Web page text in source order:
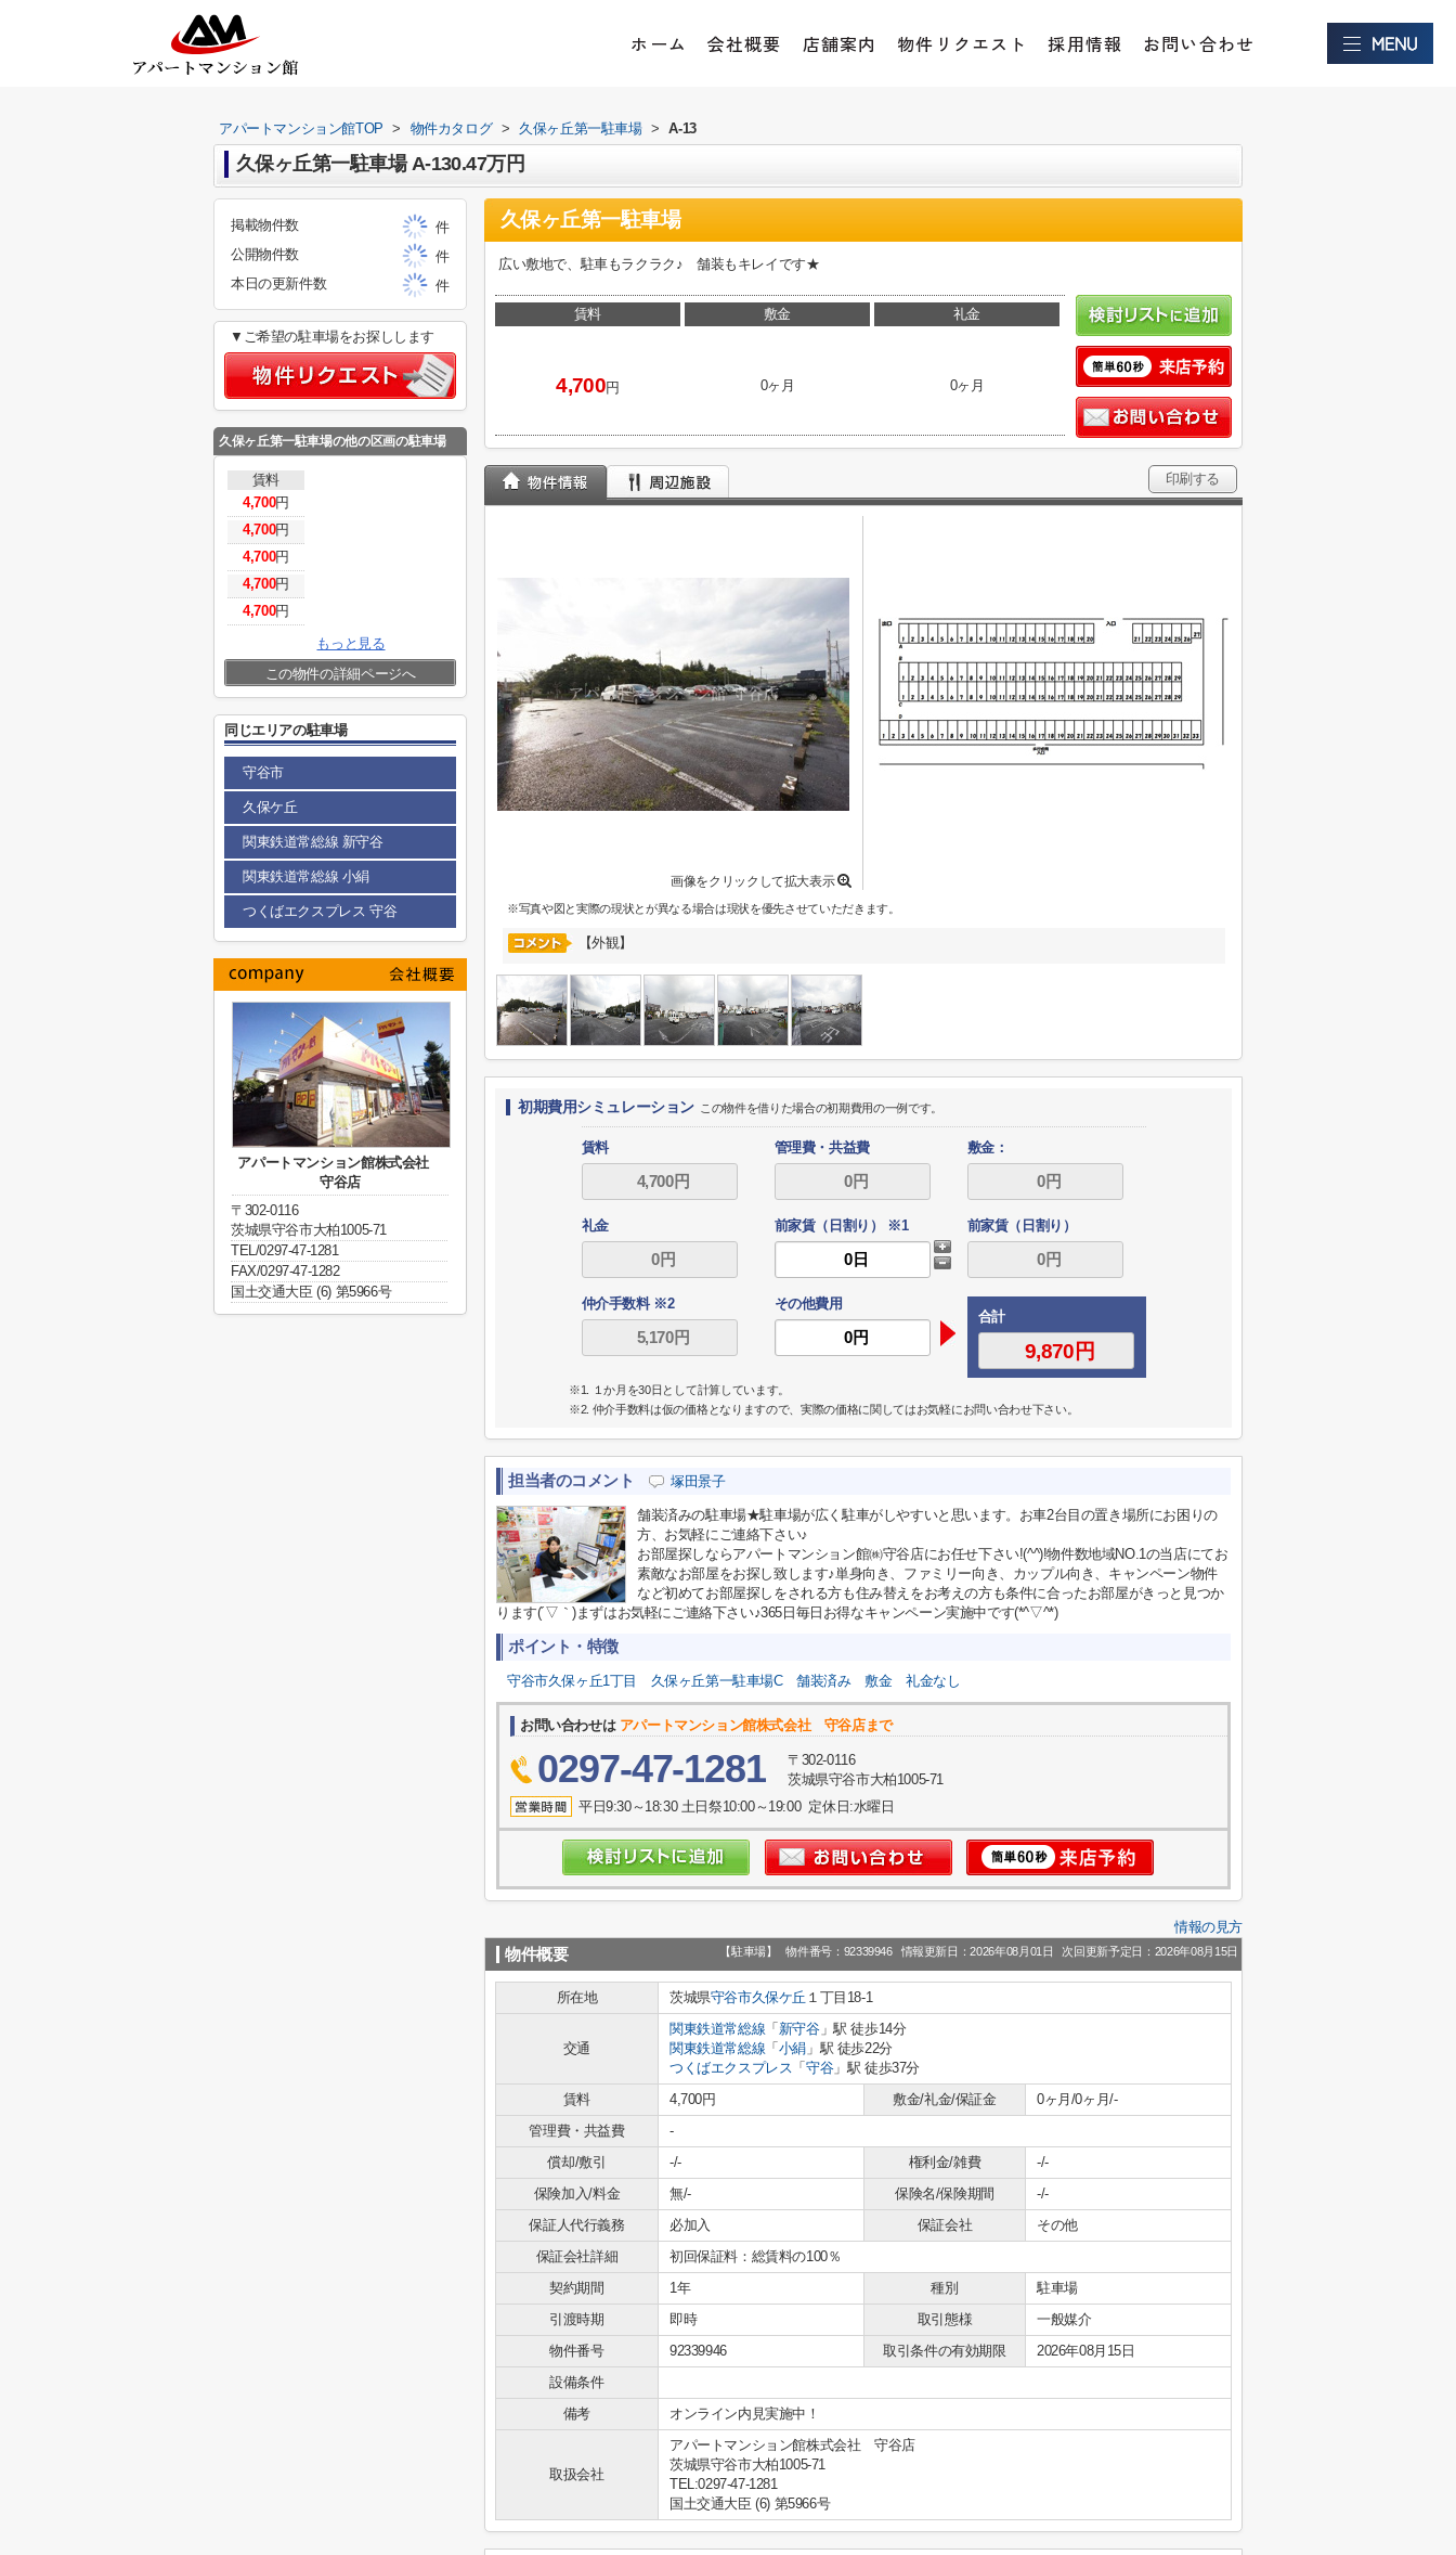
ホーム 会社概要 店舗案内 物件リクエスト 採用情報 お問い合わせ
アパートマンション館TOP > 物件カタログ > 久保ヶ丘第一駐車場 > A-13
久保ヶ丘第一駐車場 A-130.47万円
久保ヶ丘第一駐車場
広い敷地で、駐車もラクラク♪ 舗装もキレイです★
賃料
4,700円
敷金
0ヶ月
礼金
0ヶ月
印刷する
画像をクリックして拡大表示
※写真や図と実際の現状とが異なる場合は現状を優先させていただきます。
【外観】
初期費用シミュレーション この物件を借りた場合の初期費用の一例です。
賃料 管理費・共益費 敷金：
礼金 前家賃（日割り） ※1 前家賃（日割り）
仲介手数料 ※2
その他費用
合計
※1. １か月を30日として計算しています。
※2. 仲介手数料は仮の価格となりますので、実際の価格に関してはお気軽にお問い合わせ下さい。
担当者のコメント 塚田景子
舗装済みの駐車場★駐車場が広く駐車がしやすいと思います。お車2台目の置き場所にお困りの
方、お気軽にご連絡下さい♪
お部屋探しならアパートマンション館㈱守谷店にお任せ下さい!(^^)!物件数地域NO.1の当店にてお
素敵なお部屋をお探し致します♪単身向き、ファミリー向き、カップル向き、キャンペーン物件
など初めてお部屋探しをされる方も住み替えをお考えの方も条件に合ったお部屋がきっと見つか
ります(´▽｀)まずはお気軽にご連絡下さい♪365日毎日お得なキャンペーン実施中です(*^▽^*)
ポイント・特徴
守谷市久保ヶ丘1丁目 久保ヶ丘第一駐車場C 舗装済み 敷金 礼金なし
お問い合わせは アパートマンション館株式会社 守谷店まで
0297-47-1281
〒302-0116
茨城県守谷市大柏1005-71
平日9:30～18:30 土日祭10:00～19:00 定休日:水曜日
情報の見方
物件概要 【駐車場】 物件番号：92339946 情報更新日：2026年08月01日 次回更新予定日：2026年08月15日
所在地 茨城県守谷市久保ケ丘 １丁目18-1
交通
関東鉄道常総線 「 新守谷」駅 徒歩14分
関東鉄道常総線 「 小絹 」駅 徒歩22分
つくばエクスプレス 「守谷」駅 徒歩37分
賃料
4,700円 敷金/礼金/保証金
0ヶ月/0ヶ月/-
管理費・共益費
-
償却/敷引
-/- 権利金/雑費
-/-
保険加入/料金
無/- 保険名/保険期間
-/-
保証人代行義務
必加入 保証会社
その他
保証会社詳細
初回保証料：総賃料の100％
契約期間
1年 種別
駐車場
引渡時期
即時 取引態様
一般媒介
物件番号
92339946 取引条件の有効期限
2026年08月15日
設備条件
備考
オンライン内見実施中！
取扱会社
アパートマンション館株式会社 守谷店
茨城県守谷市大柏1005-71
TEL:0297-47-1281
国土交通大臣 (6) 第5966号
掲載物件数
件
公開物件数
件
本日の更新件数
件
▼ご希望の駐車場をお探しします
久保ヶ丘第一駐車場の他の区画の駐車場
賃料
4,700円
4,700円
4,700円
4,700円
4,700円
もっと見る
この物件の詳細ページへ
同じエリアの駐車場
守谷市
久保ケ丘
関東鉄道常総線 新守谷
関東鉄道常総線 小絹
つくばエクスプレス 守谷
アパートマンション館株式会社
守谷店
〒302-0116
茨城県守谷市大柏1005-71
TEL/0297-47-1281
FAX/0297-47-1282
国土交通大臣 (6) 第5966号